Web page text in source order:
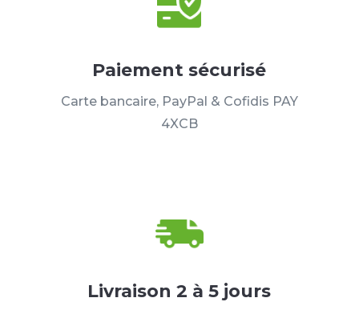
Paiement sécurisé
Carte bancaire, PayPal & Cofidis PAY
4XCB
Livraison 2 à 5 jours